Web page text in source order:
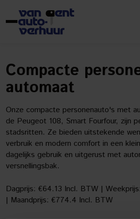
Compacte
automaat
Onze compacte personenauto's met
de Peugeot 108, Smart Fourfour, zijn
stadsritten. Ze bieden uitstekende
verbruik en modern comfort in een
dagelijks gebruik en uitgerust met
versnellingsbak.
Dagprijs: €64.13 Incl. BTW |
| Maandprijs: €774.4 Incl. BTW